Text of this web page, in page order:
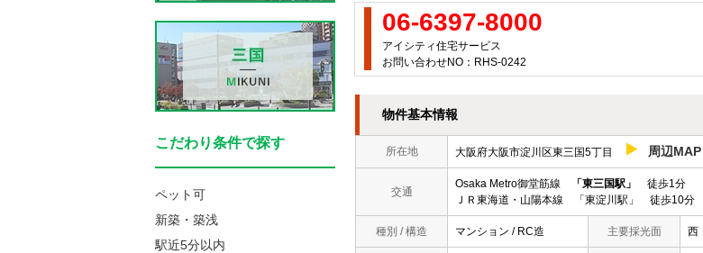
06-6397-8000
アイシティ住宅サービス
お問い合わせNO：RHS-0242
物件基本情報
所在地 大阪府大阪市淀川区東三国5丁目 周辺MAP
交通
Osaka Metro御堂筋線 「東三国駅」
徒歩1分
ＪＲ東海道・山陽本線 「東淀川駅」 徒歩10分
種別 / 構造 マンション / RC造 主要採光面 西
こだわり条件で探す
ペット可
新築・築浅
駅近5分以内